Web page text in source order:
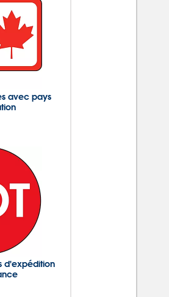
avec pays
d'expédition